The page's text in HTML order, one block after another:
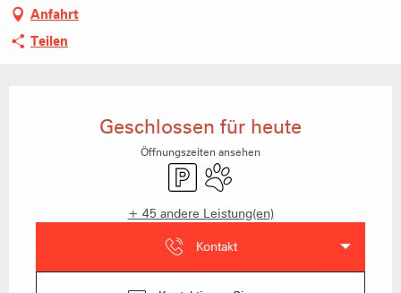
Anfahrt
Teilen
Geschlossen für heute
Öffnungszeiten ansehen
ParkplatzTiere erlaubt
+ 45 andere Leistung(en)
Kontakt